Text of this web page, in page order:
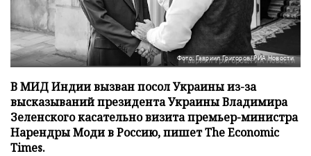
Фото: Гавриил Григоров/РИА Новости
В МИД Индии вызван посол Украины из-за
высказываний президента Украины Владимира
Зеленского касательно визита премьер-министра
Нарендры Моди в Россию, пишет The Economic
Times.